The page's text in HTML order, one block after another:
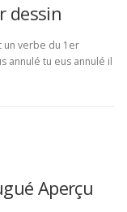
dessin
un verbe du 1er
annulé tu eus annulé il
Aperçu